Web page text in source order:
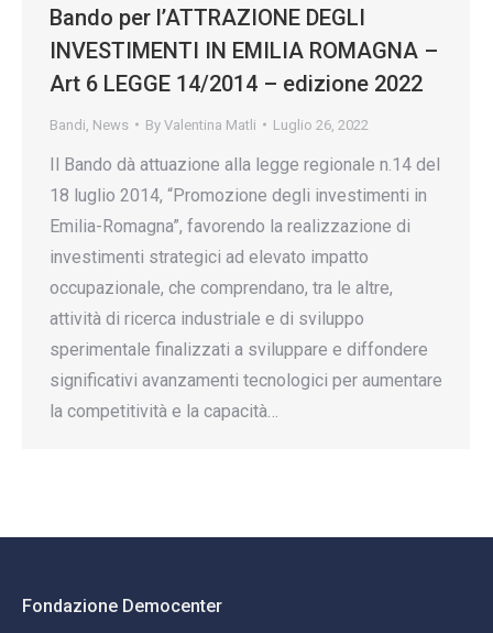
Bando per l’ATTRAZIONE DEGLI
INVESTIMENTI IN EMILIA ROMAGNA –
Art 6 LEGGE 14/2014 – edizione 2022
Bandi News By Valentina Matli Luglio 26, 2022
Il Bando dà attuazione alla legge regionale n.14 del
18 luglio 2014, “Promozione degli investimenti in
Emilia-Romagna”, favorendo la realizzazione di
investimenti strategici ad elevato impatto
occupazionale, che comprendano, tra le altre,
attività di ricerca industriale e di sviluppo
sperimentale finalizzati a sviluppare e diffondere
significativi avanzamenti tecnologici per aumentare
la competitività e la capacità…
Fondazione Democenter